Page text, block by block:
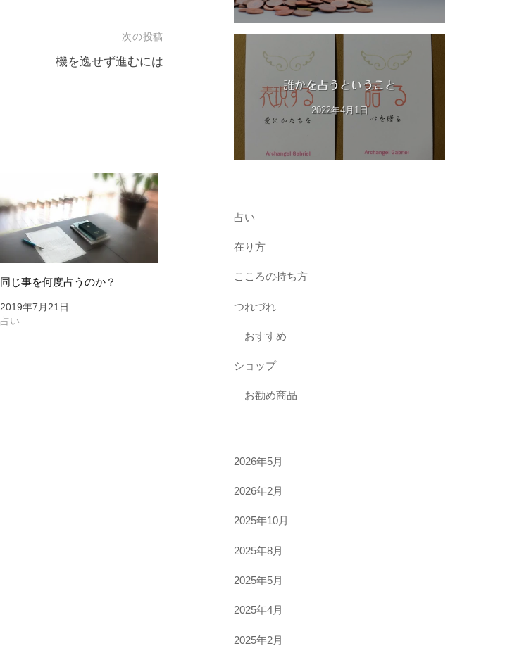
次の投稿
機を逸せず進むには
同じ事を何度占うのか？
2019年7月21日
占い
誰かを占うということ
2022年4月1日
占い
在り方
こころの持ち方
つれづれ
おすすめ
ショップ
お勧め商品
2026年5月
2026年2月
2025年10月
2025年8月
2025年5月
2025年4月
2025年2月